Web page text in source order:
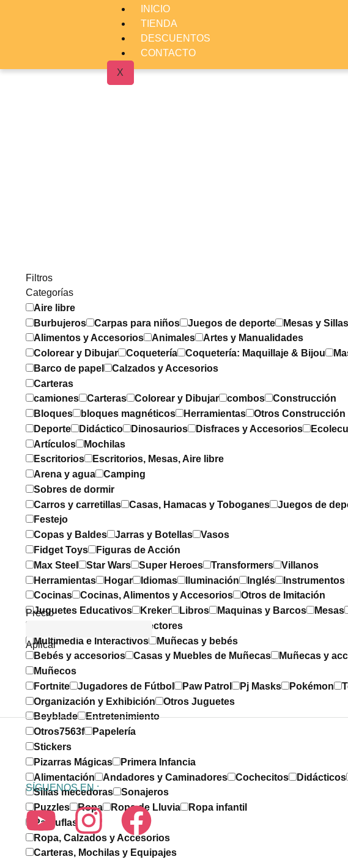
INICIO
TIENDA
DESCUENTOS
CONTACTO
X
Filtros
Categorías
Aire libre
Burbujeros
Carpas para niños Juegos de deporte Mesas y Sillas
Alimentos y Accesorios
Animales
Artes y Manualidades
Colorear y Dibujar
Coquetería Coquetería: Maquillaje & Bijou
Barco de papel
Calzados y Accesorios
Carteras
camiones
Carteras Colorear y Dibujar combos
Construcción
Bloques
bloques magnéticos Herramientas
Otros Construcción
Deporte
Didáctico Dinosaurios Disfraces y Accesorios
Artículos
Mochilas
Escritorios
Escritorios, Mesas, Aire libre
Arena y agua
Camping
Sobres de dormir
Carros y carretillas
Casas, Hamacas y Toboganes Juegos de
Festejo
Copas y Baldes
Jarras y Botellas
Vasos
Fidget Toys
Figuras de Acción
Max Steel
Star Wars Super Heroes Transformers
Villanos
Herramientas
Hogar Idiomas Iluminación Inglés
Cocinas
Cocinas, Alimentos y Accesorios
Otros de Imitación
Juguetes Educativos
Kreker Libros Maquinas y Barcos Mesas
Proyectores
Multimedia e Interactivos
Muñecas y bebés
Bebés y accesorios
Casas y Muebles de Muñecas
Muñecas y
Muñecos
Fortnite
Jugadores de Fútbol Paw Patrol Pj Masks Pokémon
Organización y Exhibición
Otros Juguetes
Beyblade
Entretenimiento
Otros7563f
Papelería
Stickers
Pizarras Mágicas
Primera Infancia
Alimentación
Andadores y Caminadores Cochecitos Didácticos
Sillas mecedoras
Sonajeros
Puzzles
Ropa Ropa de Lluvia
Ropa infantil
Pantuflas
Ropa, Calzados y Accesorios
Carteras, Mochilas y Equipajes
Precio
Aplicar
SÍGUENOS EN :